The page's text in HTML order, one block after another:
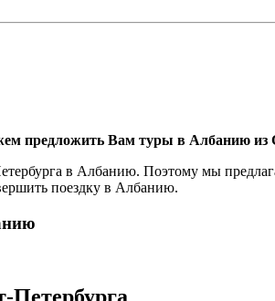
предложить Вам туры в Албанию из
в Албанию. Поэтому мы
поездку в Албанию.